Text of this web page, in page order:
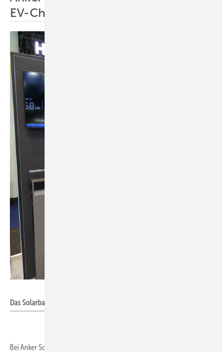
EV-Charger
Das Solarbank-Multisystem kombiniert mehrere Speicher.
Bei Anker Solix steht das Solarbank-Multisystem im Mittelpunkt. Es